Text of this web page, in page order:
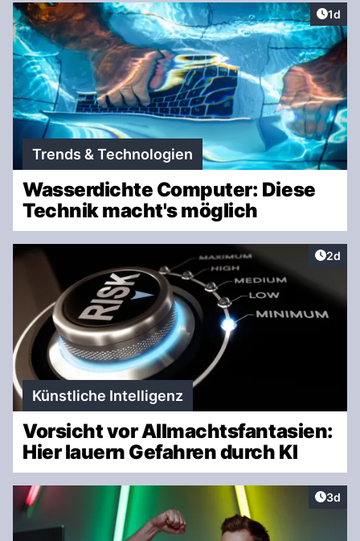
1d
Trends & Technologien
Wasserdichte Computer: Diese
Technik macht's möglich
2d
Künstliche Intelligenz
Vorsicht vor Allmachtsfantasien:
Hier lauern Gefahren durch KI
3d